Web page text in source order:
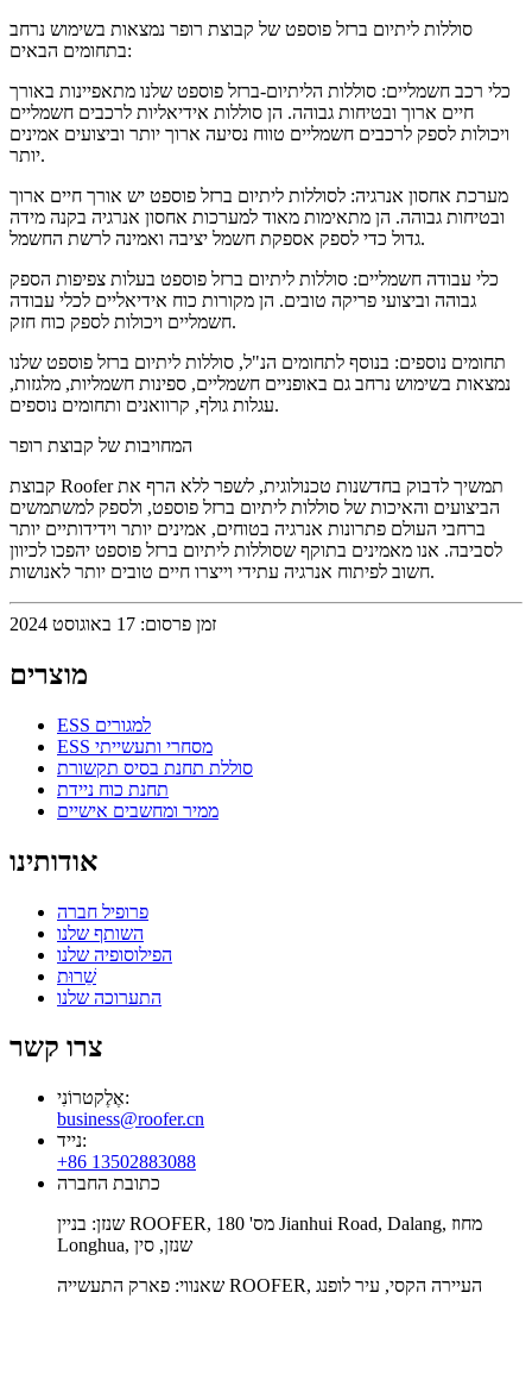
סוללות ליתיום ברזל פוספט של קבוצת רופר נמצאות בשימוש נרחב
בתחומים הבאים:
כלי רכב חשמליים: סוללות הליתיום-ברזל פוספט שלנו מתאפיינות באורך
חיים ארוך ובטיחות גבוהה. הן סוללות אידיאליות לרכבים חשמליים
ויכולות לספק לרכבים חשמליים טווח נסיעה ארוך יותר וביצועים אמינים
יותר.
מערכת אחסון אנרגיה: לסוללות ליתיום ברזל פוספט יש אורך חיים ארוך
ובטיחות גבוהה. הן מתאימות מאוד למערכות אחסון אנרגיה בקנה מידה
גדול כדי לספק אספקת חשמל יציבה ואמינה לרשת החשמל.
כלי עבודה חשמליים: סוללות ליתיום ברזל פוספט בעלות צפיפות הספק
גבוהה וביצועי פריקה טובים. הן מקורות כוח אידיאליים לכלי עבודה
חשמליים ויכולות לספק כוח חזק.
תחומים נוספים: בנוסף לתחומים הנ"ל, סוללות ליתיום ברזל פוספט שלנו
נמצאות בשימוש נרחב גם באופניים חשמליים, ספינות חשמליות, מלגזות,
עגלות גולף, קרוואנים ותחומים נוספים.
המחויבות של קבוצת רופר
קבוצת Roofer תמשיך לדבוק בחדשנות טכנולוגית, לשפר ללא הרף את
הביצועים והאיכות של סוללות ליתיום ברזל פוספט, ולספק למשתמשים
ברחבי העולם פתרונות אנרגיה בטוחים, אמינים יותר וידידותיים יותר
לסביבה. אנו מאמינים בתוקף שסוללות ליתיום ברזל פוספט יהפכו לכיוון
חשוב לפיתוח אנרגיה עתידי וייצרו חיים טובים יותר לאנושות.
זמן פרסום: 17 באוגוסט 2024
מוצרים
ESS למגורים
ESS מסחרי ותעשייתי
סוללת תחנת בסיס תקשורת
תחנת כוח ניידת
ממיר ומחשבים אישיים
אודותינו
פרופיל חברה
השותף שלנו
הפילוסופיה שלנו
שֵׁרוּת
התערוכה שלנו
צרו קשר
אֶלֶקטרוֹנִי:
business@roofer.cn
נייד:
+86 13502883088
כתובת החברה
שנזן: בניין ROOFER, מס' 180 Jianhui Road, Dalang, מחוז
Longhua, שנזן, סין
שאנווי: פארק התעשייה ROOFER, העיירה הקסי, עיר לופנג